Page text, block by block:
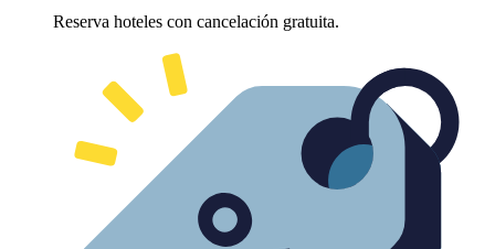
Reserva hoteles con cancelación gratuita.